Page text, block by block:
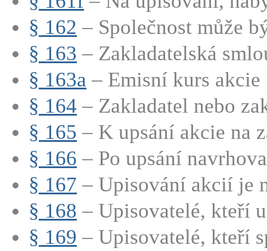
§ 162 – Společnost může
§ 163 – Zakladatelská
§ 163a – Emisní kurs akcie
§ 164 – Zakladatel nebo
§ 165 – K upsání akcie na
§ 166 – Po upsání
§ 167 – Upisování akcií je
§ 168 – Upisovatelé, kteří
§ 169 – Upisovatelé, kteří